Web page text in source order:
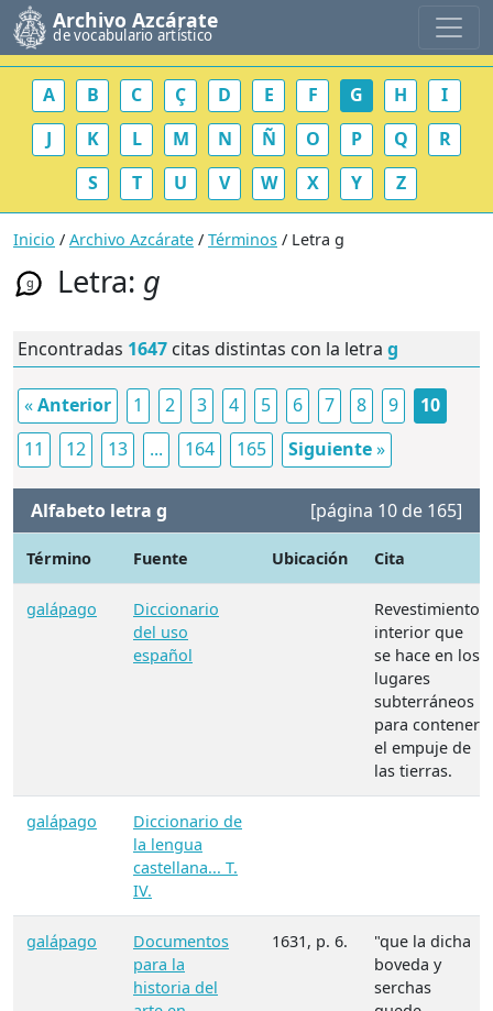
Archivo Azcárate
de vocabulario artístico
A B C Ç D E F G H
I
J
K L M N Ñ O P Q
R
S
T U V W X Y Z
Inicio / Archivo Azcárate / Términos / Letra g
g Letra: g
Encontradas 1647 citas distintas con la letra g
«Anterior 1 2 3 4 5 6 7 8 9
10
11
12 13 ... 164 165 Siguiente»
Alfabeto letra g [página 10 de 165]
Término Fuente Ubicación Cita
galápago
Diccionario
del uso
español
Revestimiento
interior que
se hace en los
lugares
subterráneos
para contener
el empuje de
las tierras.
galápago
Diccionario de
la lengua
castellana... T.
IV.
galápago
Documentos
para la
historia del
1631, p. 6.
"que la dicha
boveda y
serchas